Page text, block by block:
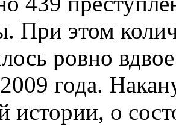
При этом
ровно
года.
истории, о